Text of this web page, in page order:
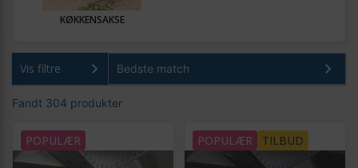
KØKKENSAKSE
Vis filtre
Fandt 304 produkter
POPULÆR POPULÆR TILBUD